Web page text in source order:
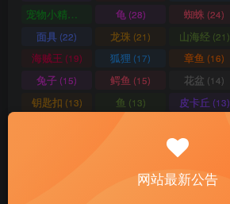
宠物小精灵 龟(28) 蜘蛛 (24)
面具 (22) 龙珠 (21) 山海经 (21)
海贼王 (19) 狐狸 (17) 章鱼 (16)
兔子 (15) 鳄鱼 (15) 花盆 (14)
钥匙扣 (13) 鱼 (13) 皮卡丘 (13)
高达
笔筒
网站最新公告